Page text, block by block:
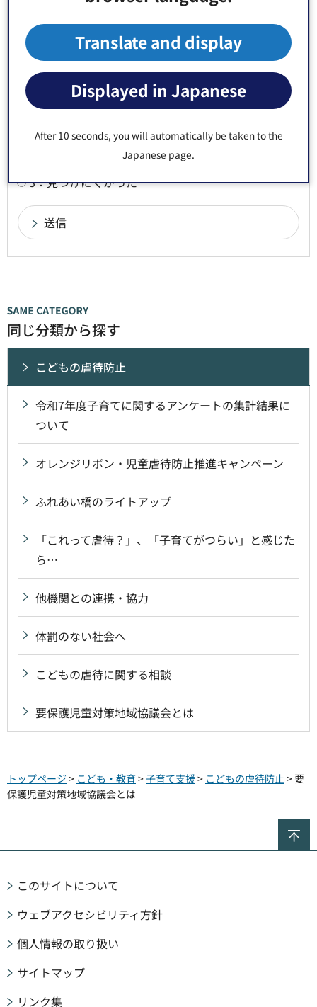
Translate and display
Displayed in Japanese
After 10 seconds, you will automatically be taken to the
Japanese page.
より良いウェブサイトにするためにみなさまのご
意見をお聞かせください
1：役に立った
2：ふつう
3：役に立たなかった
このページの情報は見つけやすかったですか？
1：見つけやすかった
2：ふつう
3：見つけにくかった
同じ分類から探す
こどもの虐待防止
令和7年度子育てに関するアンケートの集計結果に
ついて
オレンジリボン・児童虐待防止推進キャンペーン
ふれあい橋のライトアップ
「これって虐待？」、「子育てがつらい」と感じた
ら…
他機関との連携・協力
体罰のない社会へ
こどもの虐待に関する相談
要保護児童対策地域協議会とは
トップページ > こども・教育>子育て支援> こどもの虐待防止> 要
保護児童対策地域協議会とは
このサイトについて
ウェブアクセシビリティ方針
個人情報の取り扱い
サイトマップ
リンク集